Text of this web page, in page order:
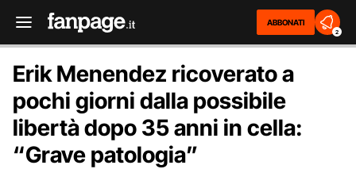
ABBONATI
2
Erik Menendez ricoverato a
pochi giorni dalla possibile
libertà dopo 35 anni in cella:
“Grave patologia”